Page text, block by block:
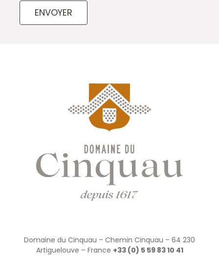
ENVOYER
Domaine du Cinquau – Chemin Cinquau – 64 230
Artiguelouve – France +33 (0) 5 59 83 10 41